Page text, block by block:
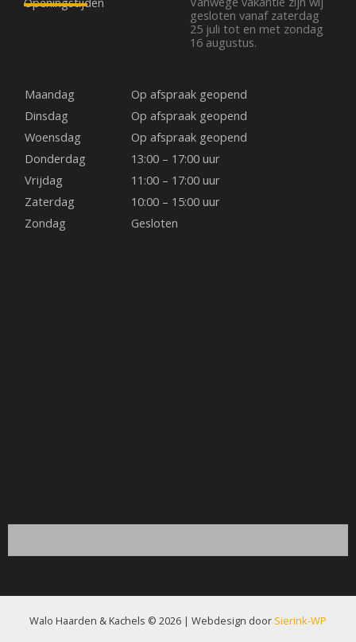
e
b
o
o
k
t
gesloten vanaf zaterdag
25 juli tot en met zondag
16 augustus.
Maandag
Op afspraak geopend
Dinsdag
Op afspraak geopend
Woensdag
Op afspraak geopend
Donderdag
13:00 – 17:00 uur
Vrijdag
11:00 – 17:00 uur
Zaterdag
10:00 – 15:00 uur
Zondag
Gesloten
Walo Haarden & Kachels © 2026 | Webdesign door Sierink-WP